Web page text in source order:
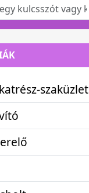
szaküzlet